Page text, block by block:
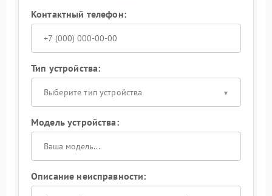
Контактный телефон:
Тип устройства:
Выберите тип устройства
Модель устройства:
Описание неисправности: